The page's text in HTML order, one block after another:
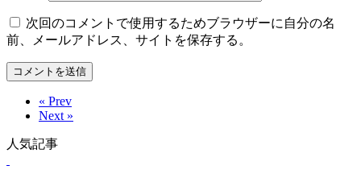
次回のコメントで使用するためブラウザーに自分の名
前、メールアドレス、サイトを保存する。
« Prev
Next »
人気記事